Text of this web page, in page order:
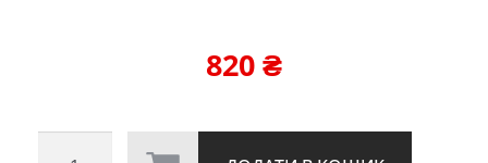
820₴